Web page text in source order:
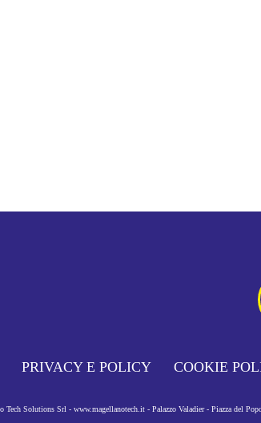
PRIVACY E POLICY COOKIE
Solutions Srl - www.magellanotech.it - Palazzo Valadier - Piazza del